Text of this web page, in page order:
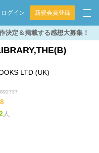
ログイン 新規会員登録
決定＆掲載する感想大募集！
LTD (UK)
人